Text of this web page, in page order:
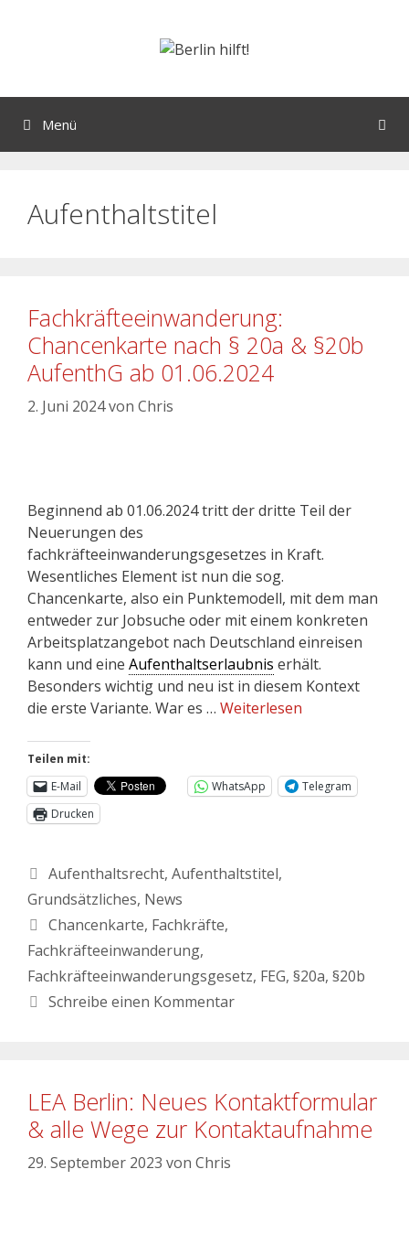
Menü
Aufenthaltstitel
Fachkräfteeinwanderung:
Chancenkarte nach § 20a & §20b
AufenthG ab 01.06.2024
2. Juni 2024von Chris
Beginnend ab 01.06.2024 tritt der dritte Teil der
Neuerungen des
fachkräfteeinwanderungsgesetzes in Kraft.
Wesentliches Element ist nun die sog.
Chancenkarte, also ein Punktemodell, mit dem man
entweder zur Jobsuche oder mit einem konkreten
Arbeitsplatzangebot nach Deutschland einreisen
kann und eine Aufenthaltserlaubnis erhält.
Besonders wichtig und neu ist in diesem Kontext
die erste Variante. War es … Weiterlesen
Teilen mit:
E-Mail
WhatsApp
Telegram
Drucken
Aufenthaltsrecht, Aufenthaltstitel,
Grundsätzliches, News
Chancenkarte, Fachkräfte,
Fachkräfteeinwanderung,
Fachkräfteeinwanderungsgesetz, FEG, §20a, §20b
Schreibe einen Kommentar
LEA Berlin: Neues Kontaktformular
& alle Wege zur Kontaktaufnahme
29. September 2023 von Chris